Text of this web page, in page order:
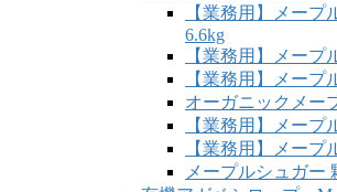
【業務用】メープ
6.6kg
【業務用】メープ
【業務用】メープ
オーガニックメー
【業務用】メープ
【業務用】メープ
メープルシュガー